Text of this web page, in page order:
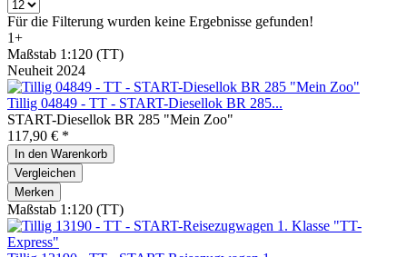
Für die Filterung wurden keine Ergebnisse gefunden!
1+
Maßstab 1:120 (TT)
Neuheit 2024
Tillig 04849 - TT - START-Diesellok BR 285...
START-Diesellok BR 285 "Mein Zoo"
117,90 € *
In den Warenkorb
Vergleichen
Merken
Maßstab 1:120 (TT)